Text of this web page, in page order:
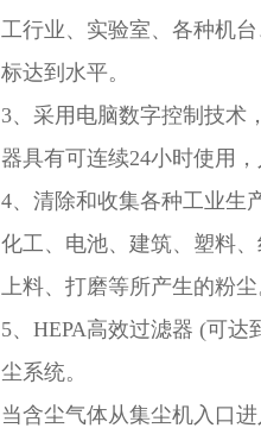
工行业、实验室、各种机
标达到水平。
3、采用电脑数字控制技术
器具有可连续24小时使用
4、清除和收集各种工业生
化工、电池、建筑、塑料
上料、打磨等所产生的粉尘
5、HEPA高效过滤器 (可
尘系统。
当含尘气体从集尘机入口